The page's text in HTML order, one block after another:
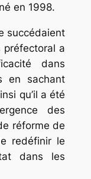
en 1998.
succédaient
préfectoral a
dans
en sachant
qu’il a été
des
réforme de
redéfinir le
dans les